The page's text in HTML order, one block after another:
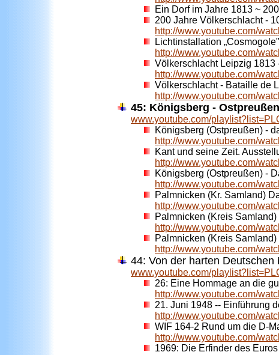
Ein Dorf im Jahre 1813 ~
200 Jahre Völkerschlacht -
http://www.youtube.com/
Lichtinstallation
http://www.youtube.com/
Völkerschlacht Leipzig
http://www.youtube.com/
Völkerschlacht - Bataille de
http://www.youtube.com/
45: Königsberg - Ostpreußen
www.youtube.com/
Königsberg (Ostpreußen) -
http://www.youtube.com/
Kant und seine Zeit.
http://www.youtube.com/
Königsberg (Ostpreußen) -
http://www.youtube.com/
Palmnicken (Kr. Samland)
http://www.youtube.com/
Palmnicken (Kreis
http://www.youtube.com/
Palmnicken (Kreis
http://www.youtube.com/
44: Von der harten
www.youtube.com/
26: Eine Hommage an die
http://www.youtube.com/
21. Juni 1948 -- Einführung
http://www.youtube.com/
WIF 164-2 Rund um die D-
http://www.youtube.com/
1969: Die Erfinder des Euros